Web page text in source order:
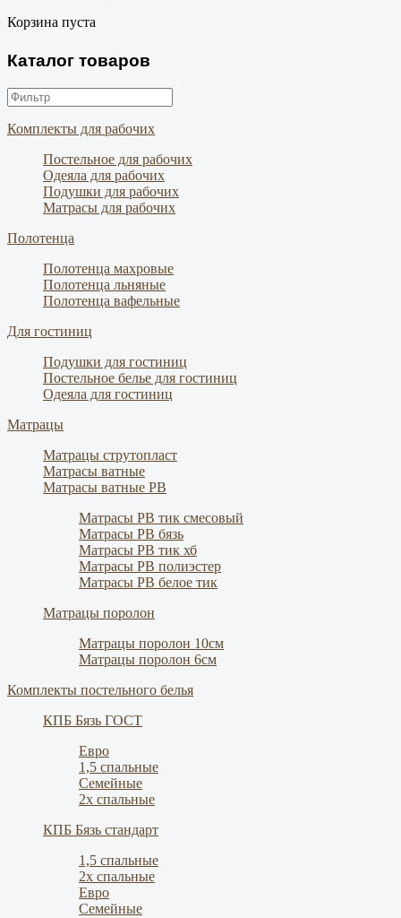
Корзина пуста
Каталог товаров
Комплекты для рабочих
Постельное для рабочих
Одеяла для рабочих
Подушки для рабочих
Матрасы для рабочих
Полотенца
Полотенца махровые
Полотенца льняные
Полотенца вафельные
Для гостиниц
Подушки для гостиниц
Постельное белье для гостиниц
Одеяла для гостиниц
Матрацы
Матрацы струтопласт
Матрасы ватные
Матрасы ватные РВ
Матрасы РВ тик смесовый
Матрасы РВ бязь
Матрасы РВ тик хб
Матрасы РВ полиэстер
Матрасы РВ белое тик
Матрацы поролон
Матрацы поролон 10см
Матрацы поролон 6см
Комплекты постельного белья
КПБ Бязь ГОСТ
Евро
1,5 спальные
Семейные
2х спальные
КПБ Бязь стандарт
1,5 спальные
2х спальные
Евро
Семейные